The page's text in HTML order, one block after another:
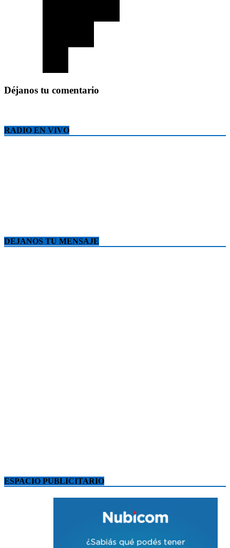
Déjanos tu comentario
RADIO EN VIVO
DEJANOS TU MENSAJE
ESPACIO PUBLICITARIO